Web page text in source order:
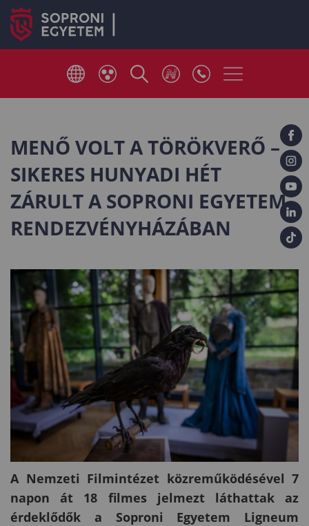
MENŐ VOLT A TÖRÖKVERŐ –
SIKERES HUNYADI HÉT
ZÁRULT A SOPRONI EGYETEM
RENDEZVÉNYHÁZÁBAN
A Nemzeti Filmintézet közreműködésével 7
napon át 18 filmes jelmezt láthattak az
érdeklődők a Soproni Egyetem Ligneum